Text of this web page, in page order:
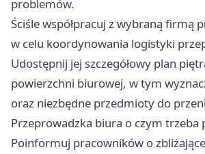
problemów.
Ściśle współpracuj z wybraną firmą
w celu koordynowania logistyki
Udostępnij jej szczegółowy plan
powierzchni biurowej, w tym
oraz niezbędne przedmioty do
Przeprowadzka biura o czym trzeba
Poinformuj pracowników o